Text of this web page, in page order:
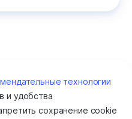
технологии
и удобства
сохранение cookie